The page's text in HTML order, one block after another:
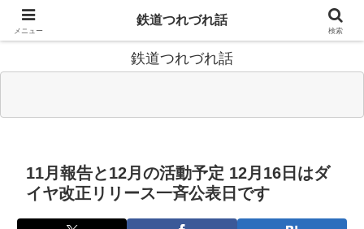
鉄道関連のことについて思いついたことを書きます 兼鉄道時刻表
鉄道つれづれ話
11月報告と12月の活動予定 12月16日はダ
イヤ改正リリース一斉公表日です
メニュー
鉄道つれづれ話
検索